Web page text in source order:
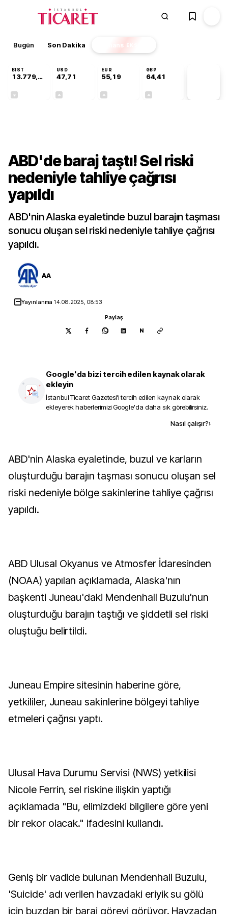
Bugün Son Dakika Finans EKSTRA
BIST
13.779,39
USD
47,71
EUR
55,19
GBP
64,41
ABD'de baraj taştı! Sel riski
nedeniyle tahliye çağrısı
yapıldı
ABD'nin Alaska eyaletinde buzul barajın taşması
sonucu oluşan sel riski nedeniyle tahliye çağrısı
yapıldı.
AA
Yayınlanma 14.08.2025, 08:53
Paylaş
N
Google'da bizi tercih edilen kaynak olarak
ekleyin
İstanbul Ticaret Gazetesi'i tercih edilen kaynak olarak
ekleyerek haberlerimizi Google'da daha sık görebilirsiniz.
Nasıl çalışır?›
ABD'nin Alaska eyaletinde, buzul ve karların
oluşturduğu barajın taşması sonucu oluşan sel
riski nedeniyle bölge sakinlerine tahliye çağrısı
yapıldı.
ABD Ulusal Okyanus ve Atmosfer İdaresinden
(NOAA) yapılan açıklamada, Alaska'nın
başkenti Juneau'daki Mendenhall Buzulu'nun
oluşturduğu barajın taştığı ve şiddetli sel riski
oluştuğu belirtildi.
Juneau Empire sitesinin haberine göre,
yetkililer, Juneau sakinlerine bölgeyi tahliye
etmeleri çağrısı yaptı.
Ulusal Hava Durumu Servisi (NWS) yetkilisi
Nicole Ferrin, sel riskine ilişkin yaptığı
açıklamada "Bu, elimizdeki bilgilere göre yeni
bir rekor olacak." ifadesini kullandı.
Geniş bir vadide bulunan Mendenhall Buzulu,
'Suicide' adı verilen havzadaki eriyik su gölü
için buzdan bir baraj görevi görüyor. Havzadan